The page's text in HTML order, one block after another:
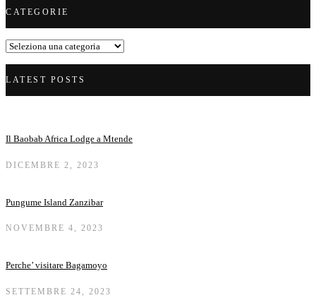
CATEGORIE
Categorie
LATEST POSTS
Il Baobab Africa Lodge a Mtende
DICEMBRE 2, 2023
Pungume Island Zanzibar
NOVEMBRE 4, 2023
Perche’ visitare Bagamoyo
SETTEMBRE 24, 2023